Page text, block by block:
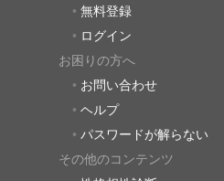
無料登録
ログイン
お困りの方へ
お問い合わせ
ヘルプ
パスワードが解らない
その他のコンテンツ